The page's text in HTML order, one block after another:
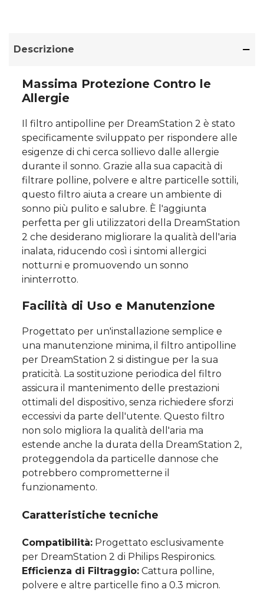
Descrizione
Massima Protezione Contro le
Allergie
Il filtro antipolline per DreamStation 2 è stato
specificamente sviluppato per rispondere alle
esigenze di chi cerca sollievo dalle allergie
durante il sonno. Grazie alla sua capacità di
filtrare polline, polvere e altre particelle sottili,
questo filtro aiuta a creare un ambiente di
sonno più pulito e salubre. È l'aggiunta
perfetta per gli utilizzatori della DreamStation
2 che desiderano migliorare la qualità dell'aria
inalata, riducendo così i sintomi allergici
notturni e promuovendo un sonno
ininterrotto.
Facilità di Uso e Manutenzione
Progettato per un'installazione semplice e
una manutenzione minima, il filtro antipolline
per DreamStation 2 si distingue per la sua
praticità. La sostituzione periodica del filtro
assicura il mantenimento delle prestazioni
ottimali del dispositivo, senza richiedere sforzi
eccessivi da parte dell'utente. Questo filtro
non solo migliora la qualità dell'aria ma
estende anche la durata della DreamStation 2,
proteggendola da particelle dannose che
potrebbero comprometterne il
funzionamento.
Caratteristiche tecniche
Compatibilità: Progettato esclusivamente
per DreamStation 2 di Philips Respironics.
Efficienza di Filtraggio: Cattura polline,
polvere e altre particelle fino a 0.3 micron.